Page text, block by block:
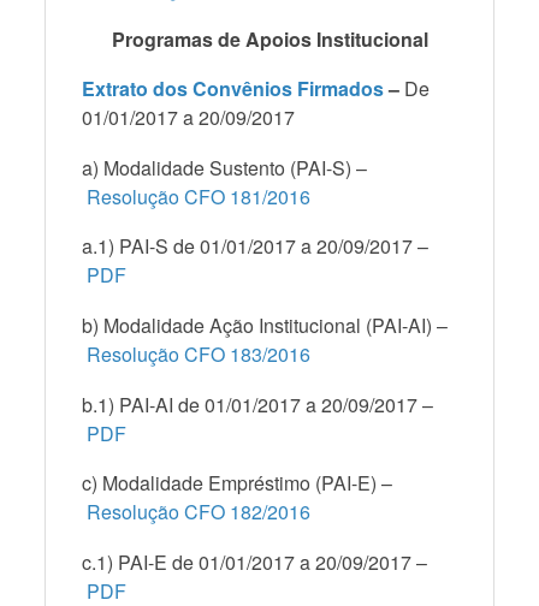
Programas de Apoios Institucional
Extrato dos Convênios Firmados– De
01/01/2017 a 20/09/2017
a) Modalidade Sustento (PAI-S) –
Resolução CFO 181/2016
a.1) PAI-S de 01/01/2017 a 20/09/2017 –
PDF
b) Modalidade Ação Institucional (PAI-AI) –
Resolução CFO 183/2016
b.1) PAI-AI de 01/01/2017 a 20/09/2017 –
PDF
c) Modalidade Empréstimo (PAI-E) –
Resolução CFO 182/2016
c.1) PAI-E de 01/01/2017 a 20/09/2017 –
PDF